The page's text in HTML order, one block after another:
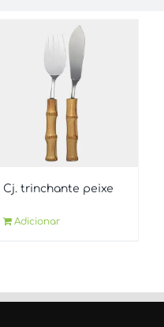
Cj. trinchante peixe
Adicionar